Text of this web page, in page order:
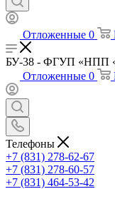
Отложенные 0
БУ-38 - ФГУП «НПП
Отложенные 0
Телефоны
+7 (831) 278-62-67
+7 (831) 278-60-57
+7 (831) 464-53-42